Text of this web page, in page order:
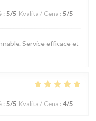
: 5/5 Kvalita / Cena : 5/5
Service efficace et
: 5/5 Kvalita / Cena : 4/5